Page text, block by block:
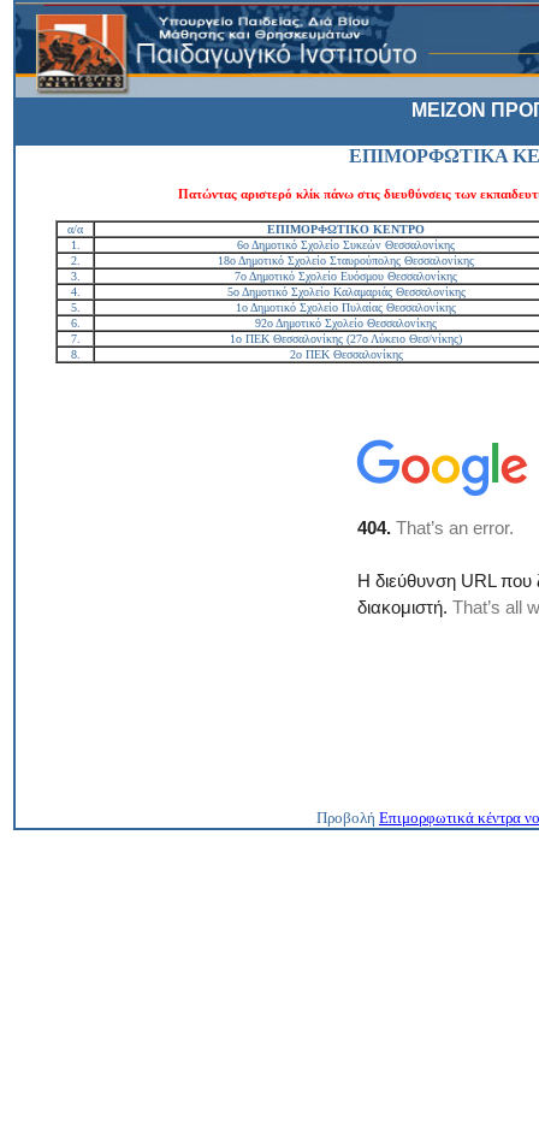
ΜΕΙΖΟΝ
ΕΠΙΜΟΡΦΩΤΙΚΑ
Πατώντας αριστερό κλίκ πάνω στις διευθύνσεις των
α/α
ΕΠΙΜΟΡΦΩΤΙΚΟ ΚΕΝΤΡΟ
1.
6ο Δημοτικό Σχολείο Συκεών Θεσσαλονίκης
2.
18ο Δημοτικό Σχολείο Σταυρούπολης Θεσσαλονίκης
3.
7ο Δημοτικό Σχολείο Ευόσμου Θεσσαλονίκης
4.
5ο Δημοτικό Σχολείο Καλαμαριάς Θεσσαλονίκης
5.
1ο Δημοτικό Σχολείο Πυλαίας Θεσσαλονίκης
6.
92ο Δημοτικό Σχολείο Θεσσαλονίκης
7.
1ο ΠΕΚ Θεσσαλονίκης (27ο Λύκειο Θεσ/νίκης)
8.
2ο ΠΕΚ Θεσσαλονίκης
Προβολή Επιμορφωτικά κέντρα